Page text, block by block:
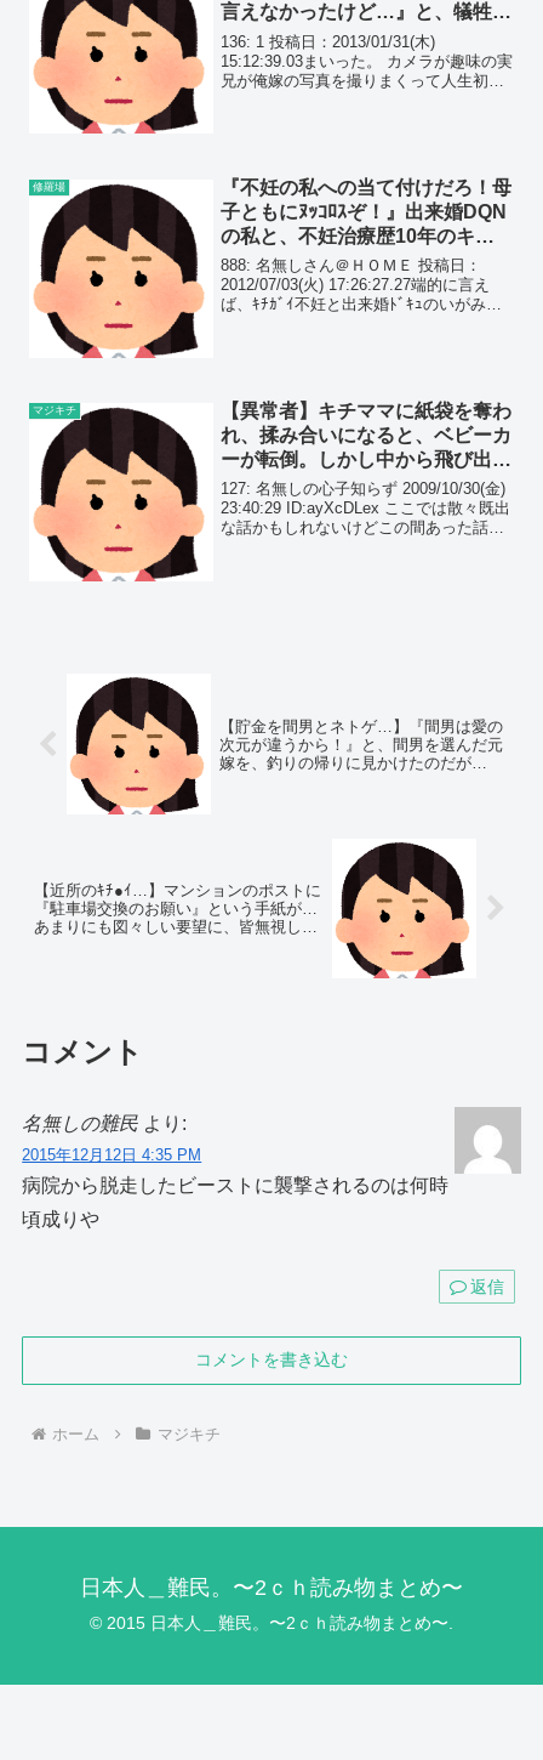
言えなかったけど…』と、犠牲に
なっていた嫁が、語り始めた。
136: 1 投稿日：2013/01/31(木)
15:12:39.03まいった。 カメラが趣味の実
兄が俺嫁の写真を撮りまくって人生初の
修羅場
『不妊の私への当て付けだろ！母
子ともにﾇｯｺﾛｽぞ！』出来婚DQN
の私と、不妊治療歴10年のキチ
義兄嫁との壮絶な戦い…
888: 名無しさん＠ＨＯＭＥ 投稿日：
2012/07/03(火) 17:26:27.27端的に言え
ば、ｷﾁｶﾞｲ不妊と出来婚ﾄﾞｷｭのいがみ合
マジキチ
【異常者】キチママに紙袋を奪わ
れ、揉み合いになると、ベビーカ
ーが転倒。しかし中から飛び出し
てきたのは赤ちゃんではなく…
127: 名無しの心子知らず 2009/10/30(金)
23:40:29 ID:ayXcDLex ここでは散々既出
な話かもしれないけどこの間あった話を
【貯金を間男とネトゲ…】『間男は愛の
次元が違うから！』と、間男を選んだ元
嫁を、釣りの帰りに見かけたのだが…
【近所のｷﾁ●ｲ…】マンションのポストに
『駐車場交換のお願い』という手紙が…
あまりにも図々しい要望に、皆無視して
コメント
名無しの難民 より:
2015年12月12日 4:35 PM
病院から脱走したビーストに襲撃されるのは何時
頃成りや
返信
コメントを書き込む
ホーム マジキチ
日本人＿難民。〜2ｃｈ読み物まとめ〜
© 2015 日本人＿難民。〜2ｃｈ読み物まとめ〜.